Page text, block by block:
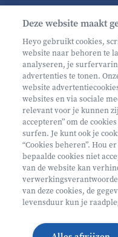
Schrijf je in op
Volg ons op
Volg onze Facebook
Volg onze
Volg onze
Volg onze
Partner van Helan
Deze website maakt
Heyo gebruikt cookies,
website naar behoren te
analyseren, je
advertenties te tonen.
website
websites en via sociale
relevant voor je kunnen
accepteren” om de
surfen. Je kunt ook je
“Cookies beheren”. Hou
bepaalde cookies niet
van de website kan
van deze cookies, de
levensduur kun je